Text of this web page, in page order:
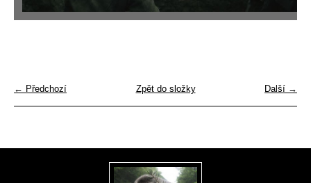
← Předchozí Další →
Zpět do složky